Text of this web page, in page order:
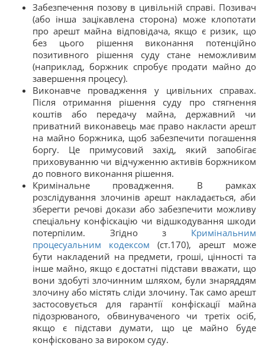
Забезпечення позову в цивільній справі. Позивач
(або інша зацікавлена сторона) може клопотати
про арешт майна відповідача, якщо є ризик, що
без цього рішення виконання потенційно
позитивного рішення суду стане неможливим
(наприклад, боржник спробує продати майно до
завершення процесу).
Виконавче провадження у цивільних справах.
Після отримання рішення суду про стягнення
коштів або передачу майна, державний чи
приватний виконавець має право накласти арешт
на майно боржника, щоб забезпечити погашення
боргу. Це примусовий захід, який запобігає
приховуванню чи відчуженню активів боржником
до повного виконання рішення.
Кримінальне провадження. В рамках
розслідування злочинів арешт накладається, аби
зберегти речові докази або забезпечити можливу
спеціальну конфіскацію чи відшкодування шкоди
потерпілим. Згідно з Кримінальним
процесуальним кодексом (ст.170), арешт може
бути накладений на предмети, гроші, цінності та
інше майно, якщо є достатні підстави вважати, що
вони здобуті злочинним шляхом, були знаряддям
злочину або містять сліди злочину. Так само арешт
застосовується для гарантії конфіскації майна
підозрюваного, обвинуваченого чи третіх осіб,
якщо є підстави думати, що це майно буде
конфісковано за вироком суду.